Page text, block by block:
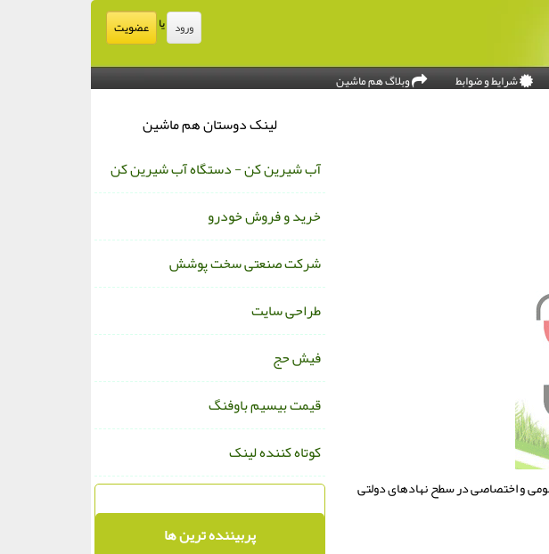
ورود یا عضویت
شرایط و ضوابط
وبلاگ هم ماشین
و اختصاصی در سطح نهادهای دولتی
لینک دوستان هم ماشین
آب شیرین کن - دستگاه آب شیرین کن
خرید و فروش خودرو
شرکت صنعتی سخت پوشش
طراحی سایت
فیش حج
قیمت بیسیم باوفنگ
کوتاه کننده لینک
پربیننده ترین ها